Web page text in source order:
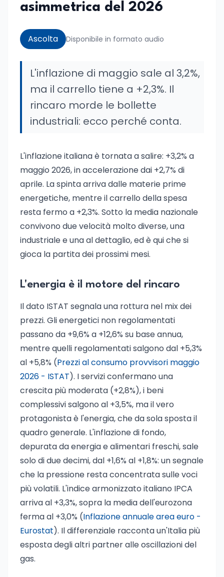
asimmetrica del 2026
Ascolta Disponibile in formato audio
L'inflazione di maggio sale al 3,2%,
ma il carrello tiene a +2,3%. Il
rincaro morde le bollette
industriali: ecco perché conta.
L'inflazione italiana è tornata a salire: +3,2% a
maggio 2026, in accelerazione dai +2,7% di
aprile. La spinta arriva dalle materie prime
energetiche, mentre il carrello della spesa
resta fermo a +2,3%. Sotto la media nazionale
convivono due velocità molto diverse, una
industriale e una al dettaglio, ed è qui che si
gioca la partita dei prossimi mesi.
L'energia è il motore del rincaro
Il dato ISTAT segnala una rottura nel mix dei
prezzi. Gli energetici non regolamentati
passano da +9,6% a +12,6% su base annua,
mentre quelli regolamentati salgono dal +5,3%
al +5,8% (Prezzi al consumo provvisori maggio
2026 - ISTAT). I servizi confermano una
crescita più moderata (+2,8%), i beni
complessivi salgono al +3,5%, ma il vero
protagonista è l'energia, che da sola sposta il
quadro generale. L'inflazione di fondo,
depurata da energia e alimentari freschi, sale
solo di due decimi, dal +1,6% al +1,8%: un segnale
che la pressione resta concentrata sulle voci
più volatili. L'indice armonizzato italiano IPCA
arriva al +3,3%, sopra la media dell'eurozona
ferma al +3,0% (Inflazione annuale area euro -
Eurostat). Il differenziale racconta un'Italia più
esposta degli altri partner alle oscillazioni del
gas.